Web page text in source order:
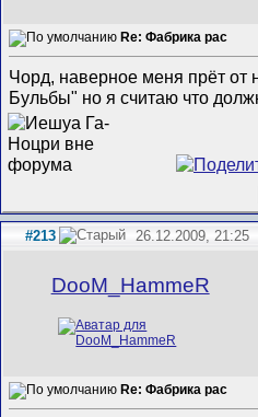
Re: Фабрика рас
Чорд, наверное меня прёт от
Бульбы" но я считаю что
#213 26.12.2009, 21:25
DooM_HammeR
Re: Фабрика рас